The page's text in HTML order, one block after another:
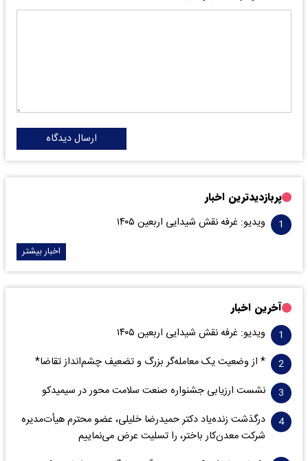
ارسال دیدگاه
پربازدیدترین اخبار
ویدیو: غرفه نقش شیدایی اربعین ۱۴۰۵
اخبار بیشتر
آخرین اخبار
ویدیو: غرفه نقش شیدایی اربعین ۱۴۰۵
* از وضعیت یک معامله‌گر بزرگ و تضعیف چشم‌انداز تقاضا*
نشست ارزیابی جشنواره صنعت سلامت‌ محور در سیمیدکو
درگذشت زنده‌یاد دکتر حمیدرضا خلیلی، عضو محترم هیأت‌مدیره
شرکت معدن‌کار باختر، را تسلیت عرض می‌نماییم